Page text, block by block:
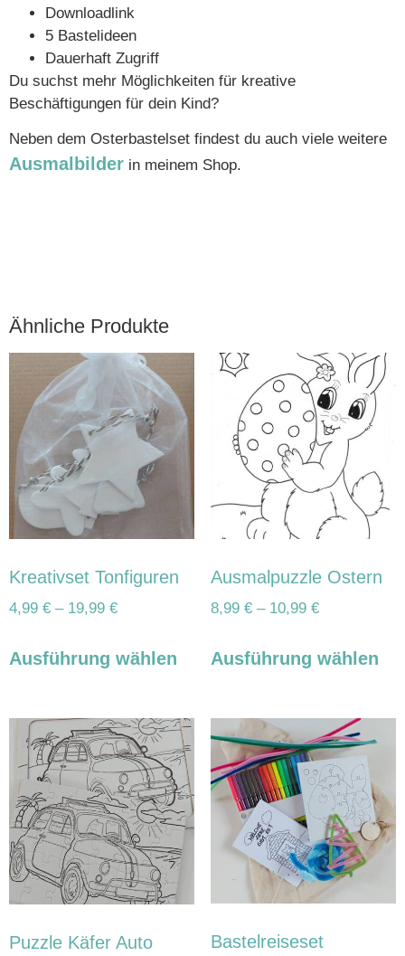
Downloadlink
5 Bastelideen
Dauerhaft Zugriff
Du suchst mehr Möglichkeiten für kreative
Beschäftigungen für dein Kind?
Neben dem Osterbastelset findest du auch viele weitere
Ausmalbilder in meinem Shop.
Ähnliche Produkte
Kreativset Tonfiguren
4,99 € – 19,99 €
Ausführung wählen
Ausmalpuzzle Ostern
8,99 € – 10,99 €
Ausführung wählen
Puzzle Käfer Auto Bastelreiseset